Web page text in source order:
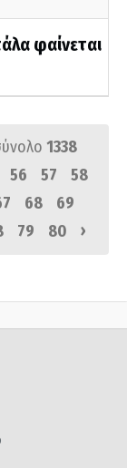
φαίνεται
1338
56 57
58
68
69
79 80 ›